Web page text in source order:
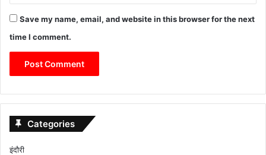
Save my name, email, and website in this browser for the next
time I comment.
Categories
इंदौरी